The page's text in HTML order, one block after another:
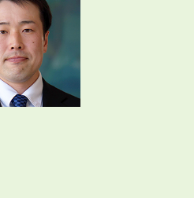
っかけは？
仕事に携わって